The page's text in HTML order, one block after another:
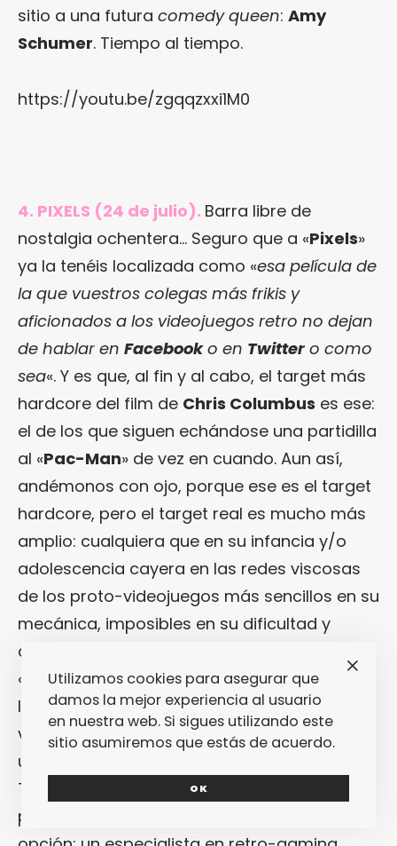
sitio a una futura comedy queen: Amy
Schumer. Tiempo al tiempo.
https://youtu.be/zgqqzxxi1M0
4. PIXELS (24 de julio). Barra libre de
nostalgia ochentera… Seguro que a «Pixels»
ya la tenéis localizada como «esa película de
la que vuestros colegas más frikis y
aficionados a los videojuegos retro no dejan
de hablar en Facebooko en Twitter o como
sea«. Y es que, al fin y al cabo, el target más
hardcore del film de Chris Columbus es ese:
el de los que siguen echándose una partidilla
al «Pac-Man» de vez en cuando. Aun así,
andémonos con ojo, porque ese es el target
hardcore, pero el target real es mucho más
amplio: cualquiera que en su infancia y/o
adolescencia cayera en las redes viscosas
de los proto-videojuegos más sencillos en su
mecánica, imposibles en su dificultad y
adictivos en su dinámica. La historia de
«
Pixels» está pensada para todos nosotros:
los alienígenas reciben señales de
videojuegos antiguos y se lo toman como
una declaración de guerra, así que atacan la
Tierra utilizando ese mismo idioma, el de los
píxels. Para salvar la tierra, sólo hay una
Utilizamos cookies para asegurar que
damos la mejor experiencia al usuario
en nuestra web. Si sigues utilizando este
sitio asumiremos que estás de acuerdo.
OK